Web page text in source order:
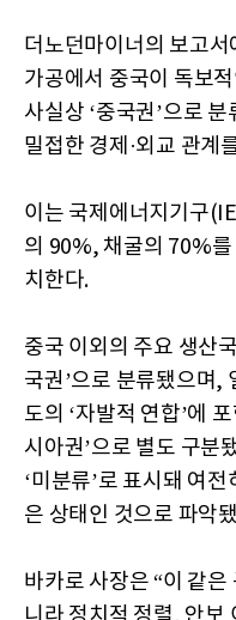
더노던마이너의 보고
가공에서 중국이 독보
사실상 ‘중국권’으로
밀접한 경제·외교 관계
이는 국제에너지기구
의 90%, 채굴의 70%를
치한다.
중국 이외의 주요 생산
국권’으로 분류됐으며,
도의 ‘자발적 연합’에
시아권’으로 별도 구분
‘미분류’로 표시돼 여
은 상태인 것으로 파악
바카로 사장은 “이 같